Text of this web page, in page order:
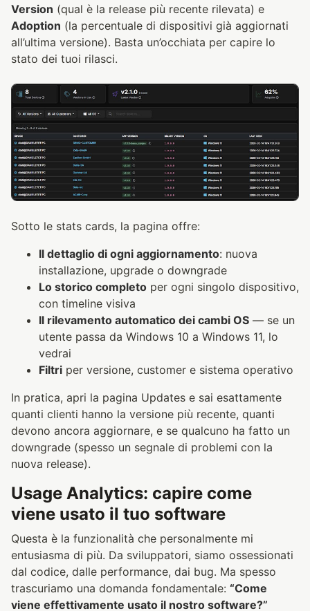
Version (qual è la release più recente rilevata) e
Adoption (la percentuale di dispositivi già aggiornati
all’ultima versione). Basta un’occhiata per capire lo
stato dei tuoi rilasci.
Sotto le stats cards, la pagina offre:
Il dettaglio di ogni aggiornamento: nuova
installazione, upgrade o downgrade
Lo storico completo per ogni singolo dispositivo,
con timeline visiva
Il rilevamento automatico dei cambi OS — se un
utente passa da Windows 10 a Windows 11, lo
vedrai
Filtri per versione, customer e sistema operativo
In pratica, apri la pagina Updates e sai esattamente
quanti clienti hanno la versione più recente, quanti
devono ancora aggiornare, e se qualcuno ha fatto un
downgrade (spesso un segnale di problemi con la
nuova release).
Usage Analytics: capire come
viene usato il tuo software
Questa è la funzionalità che personalmente mi
entusiasma di più. Da sviluppatori, siamo ossessionati
dal codice, dalle performance, dai bug. Ma spesso
trascuriamo una domanda fondamentale: “Come
viene effettivamente usato il nostro software?”